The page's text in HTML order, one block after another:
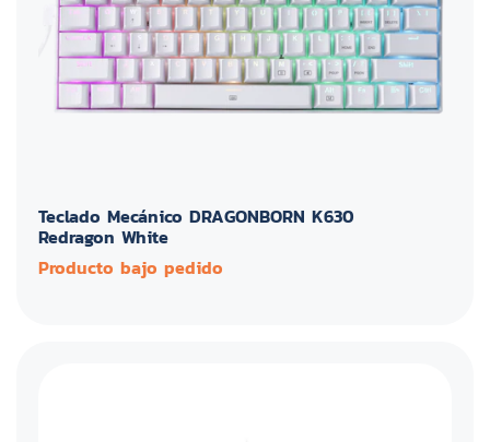
Teclado Mecánico DRAGONBORN K630
Redragon White
Producto bajo pedido